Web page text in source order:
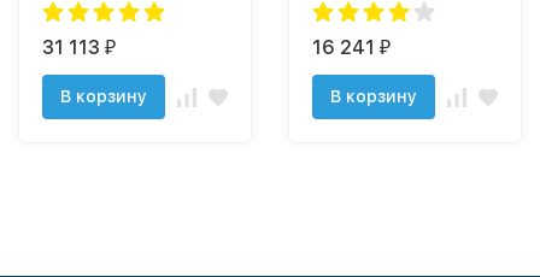
31 113 ₽
В корзину
16 241 ₽
В корзину